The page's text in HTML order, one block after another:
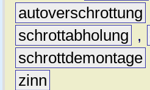
autoverschrottung
schrottabholung
,
schrottdemontage
zinn